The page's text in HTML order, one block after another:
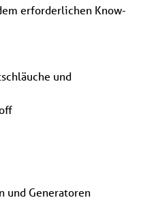
erforderlichen Know-
und
und Generatoren